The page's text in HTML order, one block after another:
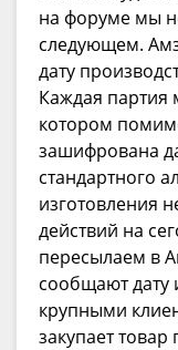
на форуме мы
следующем.
дату
Каждая партия
котором
зашифрована
стандартного
изготовления
действий на
пересылаем в
сообщают дату
крупными
закупает